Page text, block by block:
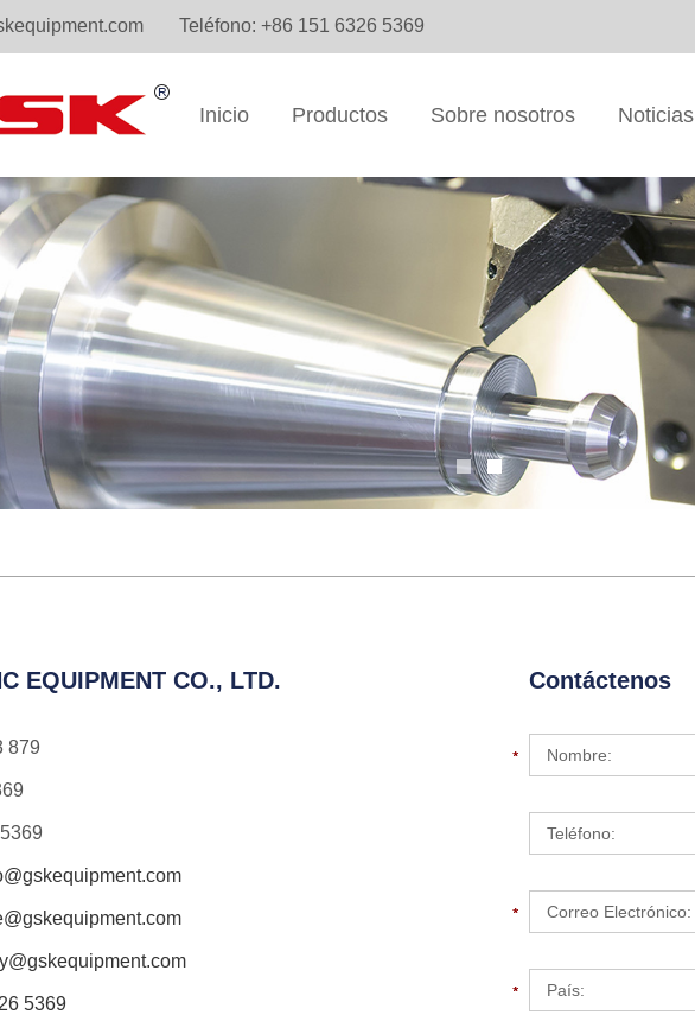
Teléfono: +86 151 6326 5369
Inicio Productos Sobre nosotros Noticias
EQUIPMENT CO., LTD.
879
5369
Contáctenos